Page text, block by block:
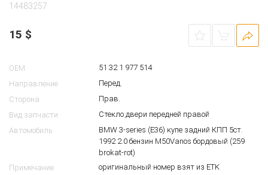
14483257
15 $
OEM
51 32 1 977 514
Направление
Перед.
Сторона
Прав.
Вид запчасти
Стекло двери передней правой
Автомобиль
BMW 3-series (E36) купе задний КПП 5ст.
1992 2.0 бензин M50Vanos бордовый (259
brokat-rot)
Примечание
оригинальный номер взят из ETK